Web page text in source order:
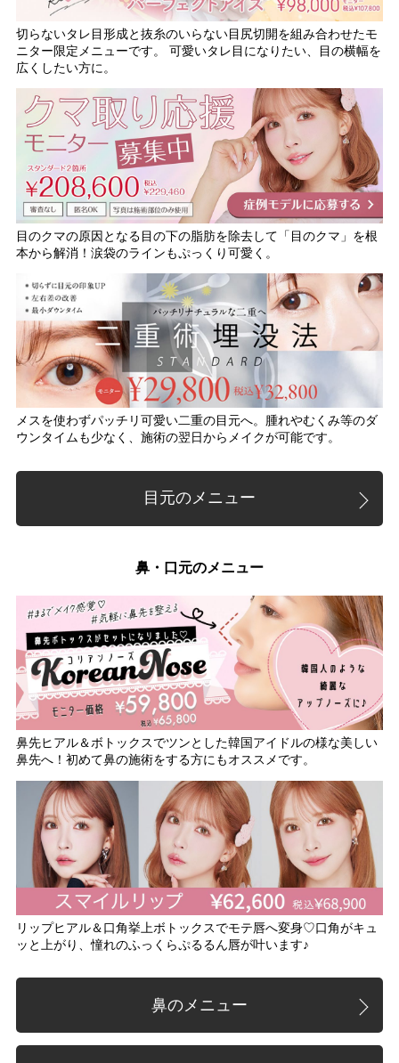
切らないタレ目形成と抜糸のいらない目尻切開を組み合わせたモ
ニター限定メニューです。 可愛いタレ目になりたい、目の横幅を
広くしたい方に。
目のクマの原因となる目の下の脂肪を除去して「目のクマ」を根
本から解消！涙袋のラインもぷっくり可愛く。
メスを使わずパッチリ可愛い二重の目元へ。腫れやむくみ等のダ
ウンタイムも少なく、施術の翌日からメイクが可能です。
目元のメニュー
鼻・口元のメニュー
鼻先ヒアル＆ボトックスでツンとした韓国アイドルの様な美しい
鼻先へ！初めて鼻の施術をする方にもオススメです。
リップヒアル＆口角挙上ボトックスでモテ唇へ変身♡口角がキュ
ッと上がり、憧れのふっくらぷるるん唇が叶います♪
鼻のメニュー